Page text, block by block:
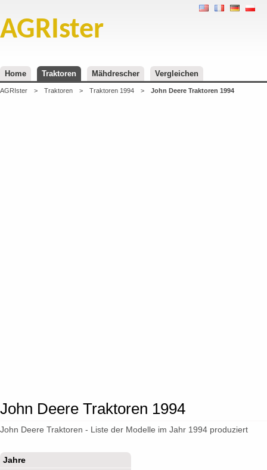
AGRIster
Home Traktoren Mähdrescher Vergleichen
AGRIster > Traktoren > Traktoren 1994 > John Deere Traktoren 1994
John Deere Traktoren 1994
John Deere Traktoren - Liste der Modelle im Jahr 1994 produziert
Jahre